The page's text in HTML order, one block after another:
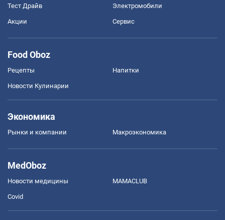
Тест Драйв Электромобили
Акции Сервис
Food Oboz
Рецепты Напитки
Новости Кулинарии
Экономика
Рынки и компании Mакроэкономика
MedOboz
Новости медицины MAMACLUB
Covid